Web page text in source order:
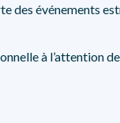
des événements
à l’attention